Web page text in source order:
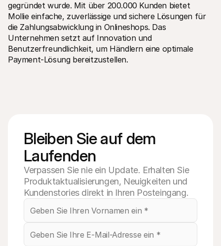
gegründet wurde. Mit über 200.000 Kunden bietet
Mollie einfache, zuverlässige und sichere Lösungen für
die Zahlungsabwicklung in Onlineshops. Das
Unternehmen setzt auf Innovation und
Benutzerfreundlichkeit, um Händlern eine optimale
Payment-Lösung bereitzustellen.
Bleiben Sie auf dem
Laufenden
Verpassen Sie nie ein Update. Erhalten Sie
Produktaktualisierungen, Neuigkeiten und
Kundenstories direkt in Ihren Posteingang.